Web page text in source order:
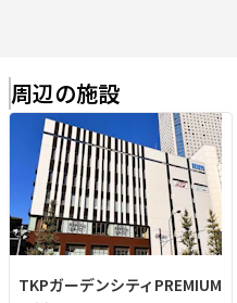
周辺の施設
TKPガーデンシティPREMIUM